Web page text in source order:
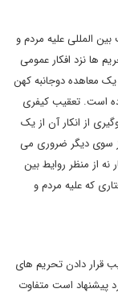
المللی علیه مردم و
ها نزد افکار عمومی
معاهده دوجانبه کهن
است. تعقیب کیفری
از انکار آن از یک
سوی دیگر ضروری می
نه از منظر روایط بین
که علیه مردم و
قرار دادن تحریم های
پیشنهاد است متفاوت